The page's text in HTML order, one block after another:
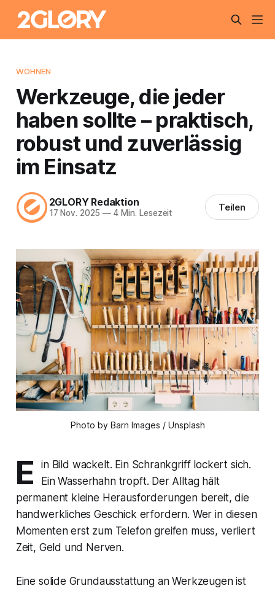
WOHNEN
Werkzeuge, die jeder
haben sollte – praktisch,
robust und zuverlässig
im Einsatz
2GLORY Redaktion
17 Nov. 2025 —4 Min. Lesezeit Teilen
Photo by Barn Images / Unsplash
E
in Bild wackelt. Ein Schrankgriff lockert sich.
Ein Wasserhahn tropft. Der Alltag hält
permanent kleine Herausforderungen bereit, die
handwerkliches Geschick erfordern. Wer in diesen
Momenten erst zum Telefon greifen muss, verliert
Zeit, Geld und Nerven.
Eine solide Grundausstattung an Werkzeugen ist